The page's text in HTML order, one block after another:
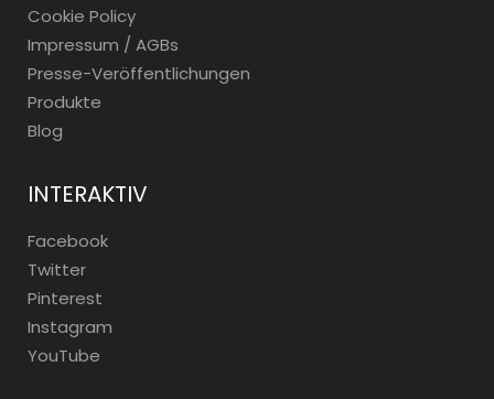
Cookie Policy
Impressum / AGBs
Presse-Veröffentlichungen
Produkte
Blog
INTERAKTIV
Facebook
Twitter
Pinterest
Instagram
YouTube